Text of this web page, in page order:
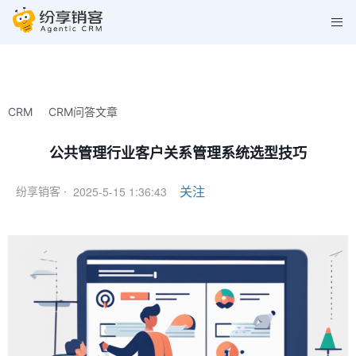
CRM CRM问答文章
公共管理行业客户关系管理系统选型技巧
纷享销客 · 2025-5-15 1:36:43 关注